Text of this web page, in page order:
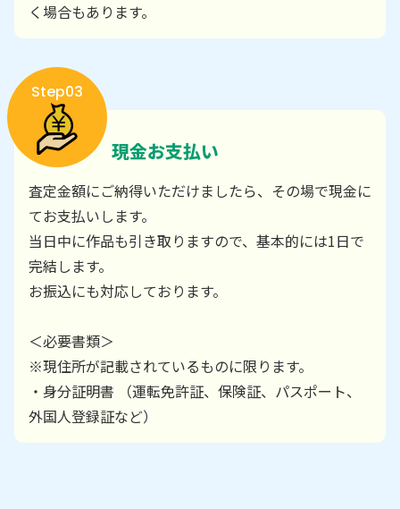
く場合もあります。
Step03
現金お支払い
査定金額にご納得いただけましたら、その場で現金に
てお支払いします。
当日中に作品も引き取りますので、基本的には1日で
完結します。
お振込にも対応しております。
＜必要書類＞
※現住所が記載されているものに限ります。
・身分証明書 （運転免許証、保険証、パスポート、
外国人登録証など）